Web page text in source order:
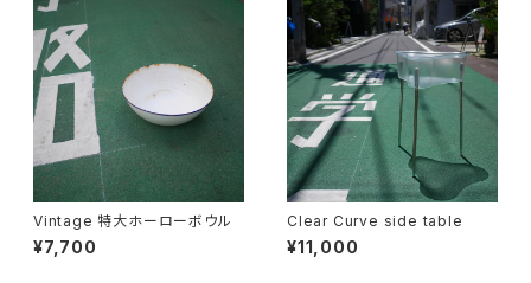
Vintage 特大ホーローボウル
¥7,700
Clear Curve side table
¥11,000